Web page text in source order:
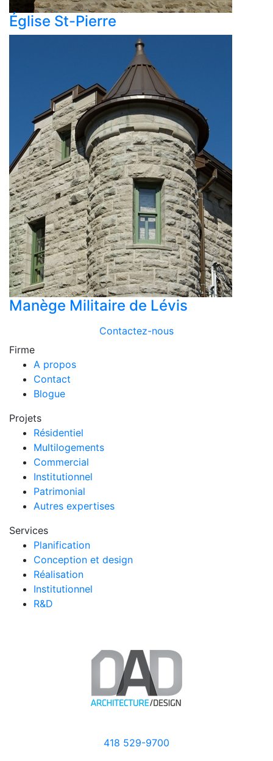
Église St-Pierre
Manège Militaire de Lévis
Contactez-nous
Firme
A propos
Contact
Blogue
Projets
Résidentiel
Multilogements
Commercial
Institutionnel
Patrimonial
Autres expertises
Services
Planification
Conception et design
Réalisation
Institutionnel
R&D
418 529-9700